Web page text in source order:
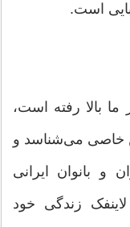
است.
بالا رفته است،
خاصی می‌شناسد و
و بانوان ایرانی
زندگی خود